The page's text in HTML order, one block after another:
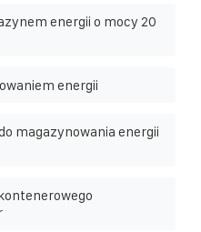
energii o mocy 20
energii
magazynowania energii